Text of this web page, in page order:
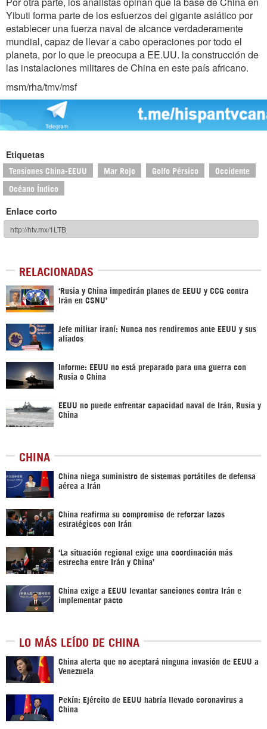
Yibuti forma parte de los esfuerzos del gigante asiático por
establecer una fuerza naval de alcance verdaderamente
mundial, capaz de llevar a cabo operaciones por todo el
planeta, por lo que le preocupa a EE.UU. la construcción de
las instalaciones militares de China en este país africano.
msm/rha/tmv/msf
Etiquetas
Tensiones China-EEUU Mar Rojo Golfo Pérsico Occidente
Océano Índico
Enlace corto
RELACIONADAS
‘Rusia y China impedirán planes de EEUU y CCG contra
Irán en CSNU’
Jefe militar iraní: Nunca nos rendiremos ante EEUU y sus
aliados
Informe: EEUU no está preparado para una guerra con
Rusia o China
EEUU no puede enfrentar capacidad naval de Irán, Rusia y
China
CHINA
China niega suministro de sistemas portátiles de defensa
aérea a Irán
China reafirma su compromiso de reforzar lazos
estratégicos con Irán
‘La situación regional exige una coordinación más
estrecha entre Irán y China’
China exige a EEUU levantar sanciones contra Irán e
implementar pacto
LO MÁS LEÍDO DE CHINA
China alerta que no aceptará ninguna invasión de EEUU a
Venezuela
Pekín: Ejército de EEUU habría llevado coronavirus a
China